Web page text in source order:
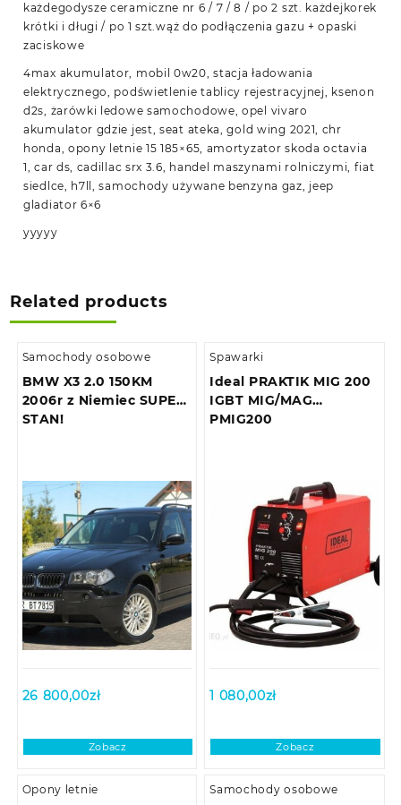
każdegodysze ceramiczne nr 6 / 7 / 8 / po 2 szt. każdejkorek
krótki i długi / po 1 szt.wąż do podłączenia gazu + opaski
zaciskowe
4max akumulator, mobil 0w20, stacja ładowania
elektrycznego, podświetlenie tablicy rejestracyjnej, ksenon
d2s, żarówki ledowe samochodowe, opel vivaro
akumulator gdzie jest, seat ateka, gold wing 2021, chr
honda, opony letnie 15 185×65, amortyzator skoda octavia
1, car ds, cadillac srx 3.6, handel maszynami rolniczymi, fiat
siedlce, h7ll, samochody używane benzyna gaz, jeep
gladiator 6×6
yyyyy
Related products
Samochody osobowe
BMW X3 2.0 150KM
2006r z Niemiec SUPER
STAN!
26 800,00zł
Zobacz
Spawarki
Ideal PRAKTIK MIG 200
IGBT MIG/MAG
PMIG200
1 080,00zł
Zobacz
Opony letnie Samochody osobowe